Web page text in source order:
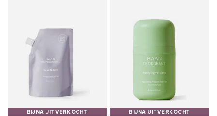
BIJNA UITVERKOCHT
BIJNA UITVERKOCHT